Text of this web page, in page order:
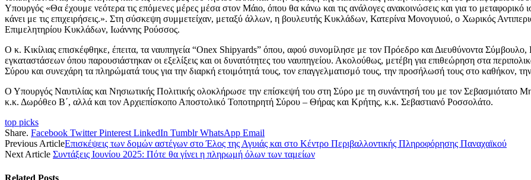
Υπουργός «Θα έχουμε νεότερα τις επόμενες μέρες μέσα στον Μάιο, όπου θα κάνω και τις ανάλογες ανακοινώσεις και για το μεταφορικό
κάνει με τις επιχειρήσεις.». Στη σύσκεψη συμμετείχαν, μεταξύ άλλων, η βουλευτής Κυκλάδων, Κατερίνα Μονογυιού, ο Χωρικός
Επιμελητηρίου Κυκλάδων, Ιωάννης Ρούσσος.
Ο κ. Κικίλιας επισκέφθηκε, έπειτα, τα ναυπηγεία “Onex Shipyards” όπου, αφού συνομίλησε με τον Πρόεδρο και Διευθύνοντα
εγκαταστάσεων όπου παρουσιάστηκαν οι εξελίξεις και οι δυνατότητες του ναυπηγείου. Ακολούθως, μετέβη για επιθεώρηση στα
Σύρου και συνεχάρη τα πληρώματά τους για την διαρκή ετοιμότητά τους, τον επαγγελματισμό τους, την προσήλωσή τους στο καθήκον,
Ο Υπουργός Ναυτιλίας και Νησιωτικής Πολιτικής ολοκλήρωσε την επίσκεψή του στη Σύρο με τη συνάντησή του με τον
κ.κ. Δωρόθεο Β΄, αλλά και τον Αρχιεπίσκοπο Αποστολικό Τοποτηρητή Σύρου – Θήρας και Κρήτης, κ.κ. Σεβαστιανό Ροσσολάτο.
top picks
Share. Facebook Twitter Pinterest LinkedIn Tumblr WhatsApp Email
Previous ArticleΕπισκέψεις των δοµών αστέγων στο Έλος της Αγυιάς και στο Κέντρο Περιβαλλοντικής Πληροφόρησης Παναχαϊκού
Next Article Συντάξεις Ιουνίου 2025: Πότε θα γίνει η πληρωμή όλων των ταμείων
Related Posts